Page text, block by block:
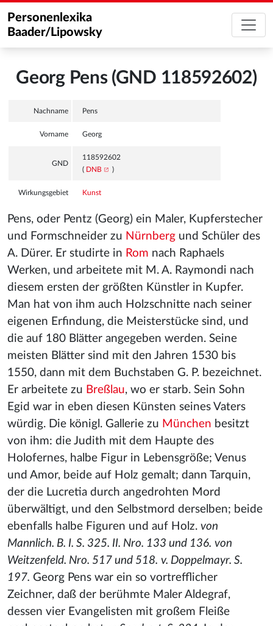
Personenlexika
Baader/Lipowsky
Georg Pens (GND 118592602)
Nachname Pens
Vorname Georg
GND
118592602
( DNB )
Wirkungsgebiet Kunst
Pens, oder Pentz (Georg) ein Maler, Kupferstecher
und Formschneider zu Nürnberg und Schüler des
A. Dürer. Er studirte in Rom nach Raphaels
Werken, und arbeitete mit M. A. Raymondi nach
diesem ersten der größten Künstler in Kupfer.
Man hat von ihm auch Holzschnitte nach seiner
eigenen Erfindung, die Meisterstücke sind, und
die auf 180 Blätter angegeben werden. Seine
meisten Blätter sind mit den Jahren 1530 bis
1550, dann mit dem Buchstaben G. P. bezeichnet.
Er arbeitete zu Breßlau, wo er starb. Sein Sohn
Egid war in eben diesen Künsten seines Vaters
würdig. Die königl. Gallerie zu München besitzt
von ihm: die Judith mit dem Haupte des
Holofernes, halbe Figur in Lebensgröße; Venus
und Amor, beide auf Holz gemalt; dann Tarquin,
der die Lucretia durch angedrohten Mord
überwältigt, und den Selbstmord derselben; beide
ebenfalls halbe Figuren und auf Holz. von
Mannlich. B. I. S. 325. II. Nro. 133 und 136. von
Weitzenfeld. Nro. 517 und 518. v. Doppelmayr. S.
197. Georg Pens war ein so vortrefflicher
Zeichner, daß der berühmte Maler Aldegraf,
dessen vier Evangelisten mit großem Fleiße